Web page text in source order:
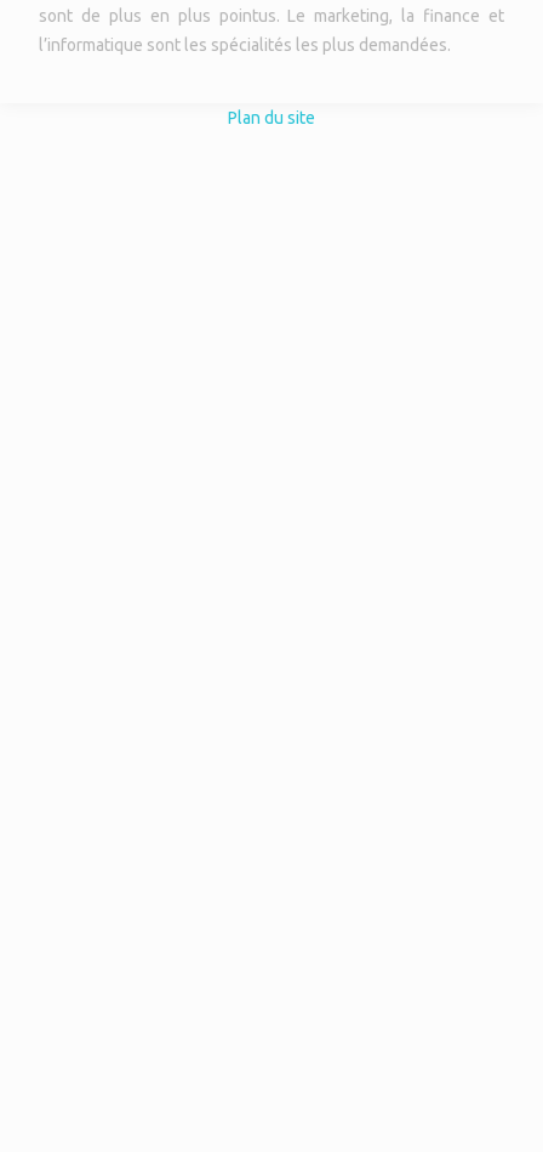
sont de plus en plus pointus. Le marketing, la finance et
l’informatique sont les spécialités les plus demandées.
Plan du site